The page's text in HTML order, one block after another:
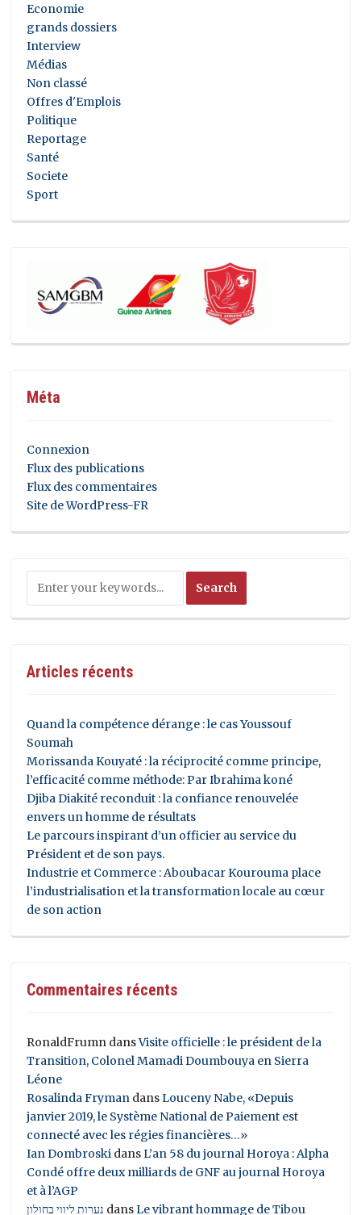
Economie
grands dossiers
Interview
Médias
Non classé
Offres d'Emplois
Politique
Reportage
Santé
Societe
Sport
Méta
Connexion
Flux des publications
Flux des commentaires
Site de WordPress-FR
Articles récents
Quand la compétence dérange : le cas Youssouf
Soumah
Morissanda Kouyaté : la réciprocité comme principe,
l’efficacité comme méthode: Par Ibrahima koné
Djiba Diakité reconduit : la confiance renouvelée
envers un homme de résultats
Le parcours inspirant d’un officier au service du
Président et de son pays.
Industrie et Commerce : Aboubacar Kourouma place
l’industrialisation et la transformation locale au cœur
de son action
Commentaires récents
RonaldFrumn dansVisite officielle : le président de la
Transition, Colonel Mamadi Doumbouya en Sierra
Léone
Rosalinda Fryman dansLouceny Nabe, «Depuis
janvier 2019, le Système National de Paiement est
connecté avec les régies financières…»
Ian Dombroski dansL’an 58 du journal Horoya : Alpha
Condé offre deux milliards de GNF au journal Horoya
et à l’AGP
נערות ליווי בחולון dansLe vibrant hommage de Tibou